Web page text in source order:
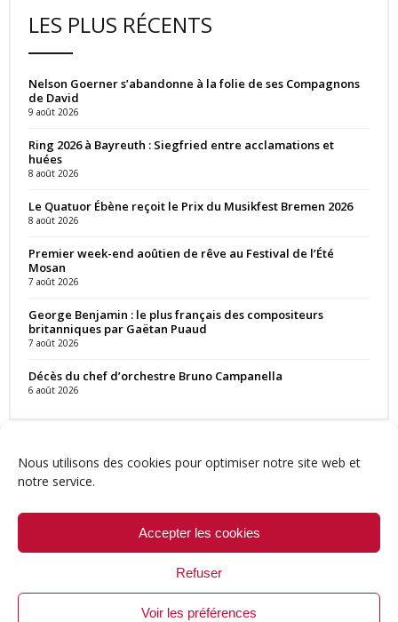
Nous utilisons des cookies pour optimiser notre site web et
notre service.
Accepter les cookies
Refuser
Voir les préférences
LES PLUS RÉCENTS
Nelson Goerner s’abandonne à la folie de ses Compagnons
de David
9 août 2026
Ring 2026 à Bayreuth : Siegfried entre acclamations et
huées
8 août 2026
Le Quatuor Ébène reçoit le Prix du Musikfest Bremen 2026
8 août 2026
Premier week-end aoûtien de rêve au Festival de l’Été
Mosan
7 août 2026
George Benjamin : le plus français des compositeurs
britanniques par Gaëtan Puaud
7 août 2026
Décès du chef d’orchestre Bruno Campanella
6 août 2026